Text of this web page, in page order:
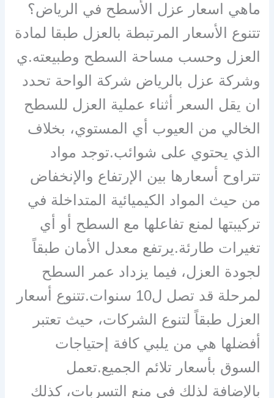
ماهي اسعار عزل الأسطح في الرياض؟
تتنوع الأسعار المرتبطة بالعزل طبقا لمادة
العزل وحسب مساحة السطح وطبيعته.ي
وشركة عزل بالرياض شركة الواحة تحدد
ان يقل السعر أثناء عملية العزل للسطح
الخالي من العيوب أي المستوي، بخلاف
الذي يحتوي على شوائب.توجد مواد
تتراوح أسعارها بين الإرتفاع والإنخفاض
من حيث المواد الكيميائية المتداخلة في
تركيبتها لمنع تفاعلها مع السطح أو أي
تغيرات طارئة.يرتفع معدل الأمان طبقاً
لجودة العزل، فيما يزداد عمر السطح
لمرحلة قد تصل ل10 سنوات.تتنوع أسعار
العزل طبقاً لتنوع الشركات، حيث تعتبر
أفضلها هي من يلبي كافة إحتياجات
السوق بأسعار تلائم الجميع.تعمل
بالإضافة لذلك في منع التسربات، كذلك